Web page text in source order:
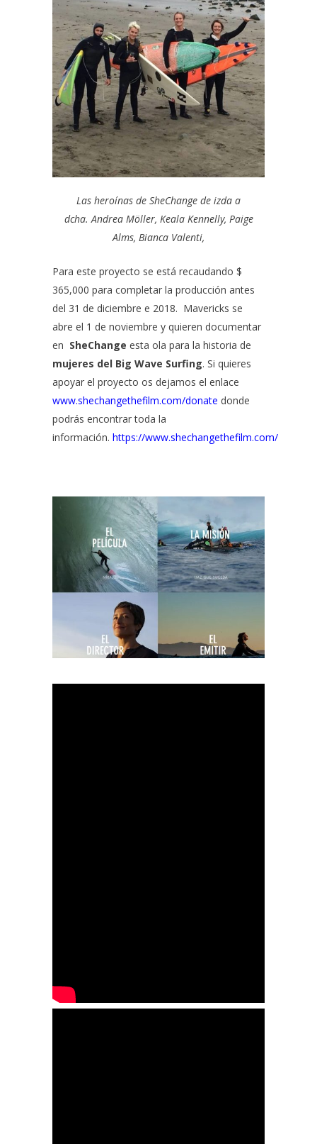
Las heroínas de SheChange de izda a
dcha. Andrea Möller, Keala Kennelly, Paige
Alms, Bianca Valenti,
Para este proyecto se está recaudando $
365,000 para completar la producción antes
del 31 de diciembre e 2018. Mavericks se
abre el 1 de noviembre y quieren documentar
en SheChange esta ola para la historia de
mujeres del Big Wave Surfing. Si quieres
apoyar el proyecto os dejamos el enlace
www.shechangethefilm.com/donate donde
podrás encontrar toda la
información. https://www.shechangethefilm.com/